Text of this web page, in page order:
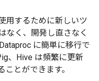
用するために新しいツ
なく、開発し直さなく
に簡単に移行で
、Hive は頻繁に更新
とができます。